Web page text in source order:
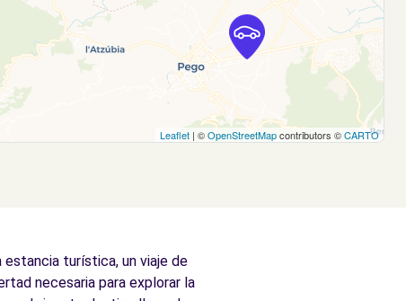
Leaflet | ©OpenStreetMapcontributors ©CARTO
estancia turística, un viaje de
necesaria para explorar la